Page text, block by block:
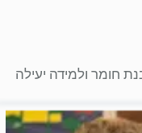
חומר ולמידה יעילה